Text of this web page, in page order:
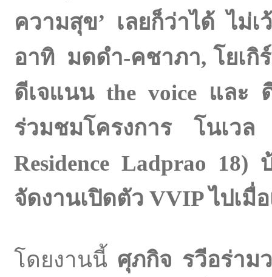
ความสุข’ เลยก็ว่าได้ ไม่
อาทิ มดดำ-คชาภา, โยเกิ
ดีเจแนน the voice และ
ร่วมชมโครงการ โนเว
Residence Ladprao 18)
จัดงานเปิดตัว VVIP ไปเมื่
โดยงานนี้ ศุภกิจ รวีอร่าม